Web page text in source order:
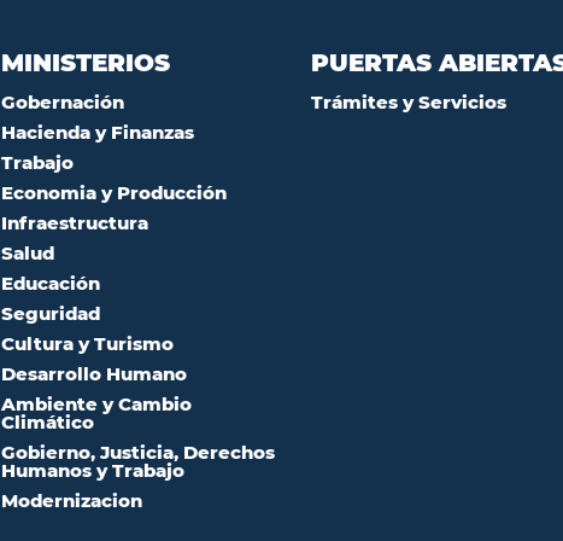
MINISTERIOS
Gobernación
Hacienda y Finanzas
Trabajo
Economia y Producción
Infraestructura
Salud
Educación
Seguridad
Cultura y Turismo
Desarrollo Humano
Ambiente y Cambio
Climático
Gobierno, Justicia, Derechos
Humanos y Trabajo
Modernizacion
PUERTAS
Trámites y Servicios